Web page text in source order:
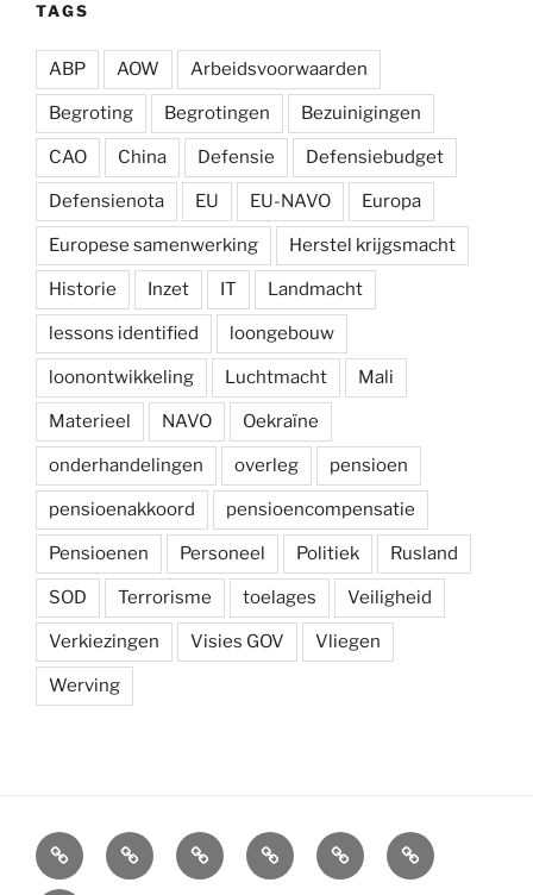
TAGS
ABP AOW Arbeidsvoorwaarden
Begroting Begrotingen Bezuinigingen
CAO China Defensie Defensiebudget
Defensienota EU EU-NAVO Europa
Europese samenwerking Herstel krijgsmacht
Historie Inzet IT Landmacht
lessons identified loongebouw
loonontwikkeling Luchtmacht Mali
Materieel NAVO Oekraïne
onderhandelingen overleg pensioen
pensioenakkoord pensioencompensatie
Pensioenen Personeel Politiek Rusland
SOD Terrorisme toelages Veiligheid
Verkiezingen Visies GOV Vliegen
Werving
Arbeidsvoorwaarden
Carré
Onze
krijgsmacht
Ledenvoordelen
AfdelingenSymposium